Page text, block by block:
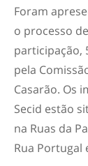
Foram
o processo
participação,
pela
Casarão. Os
Secid estão
na Ruas da
Rua Portugal